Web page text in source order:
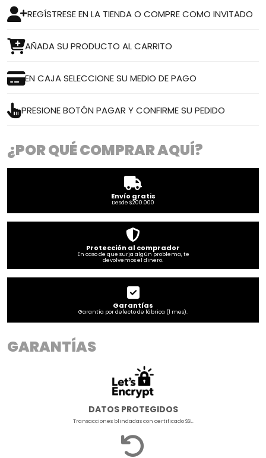
REGÍSTRESE EN LA TIENDA O COMPRE COMO INVITADO
AÑADA SU PRODUCTO AL CARRITO
EN CAJA SELECCIONE SU MEDIO DE PAGO
PRESIONE BOTÓN PAGAR Y CONFIRME SU PEDIDO
¿POR QUÉ COMPRAR AQUÍ?
Envío gratis
Desde $200.000
Protección al comprador
En caso de que surja algún problema, te
devolvemos el dinero.
Garantías
Garantía por defecto de fábrica (1 mes).
GARANTÍAS
DATOS PROTEGIDOS
Transacciones blindadas con certificado SSL.